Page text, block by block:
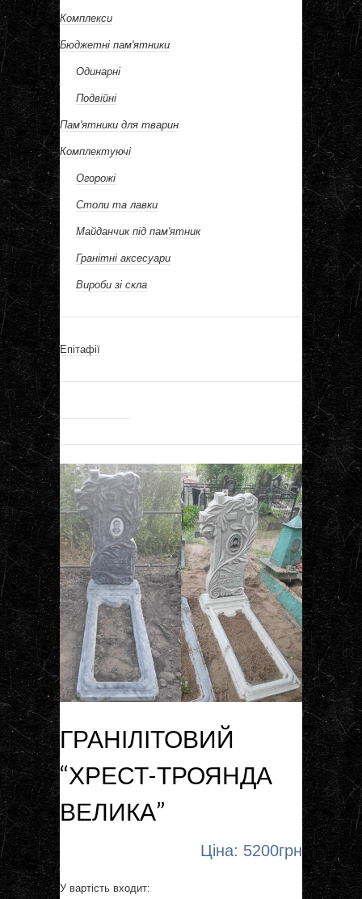
Комплекси
Бюджетні пам'ятники
Одинарні
Подвійні
Пам'ятники для тварин
Комплектуючі
Огорожі
Столи та лавки
Майданчик під пам'ятник
Гранітні аксесуари
Вироби зі скла
Епітафії
ГРАНІЛІТОВИЙ
“ХРЕСТ-ТРОЯНДА
ВЕЛИКА”
Ціна: 5200грн
У вартість входит: